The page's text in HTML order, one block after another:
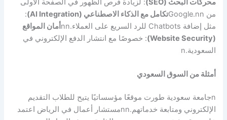
محركات البحث (SEO)
: لزيادة فرص الظهور في الصفحة الأولى
من Google. nn تكامل مع الذكاء الاصطناعي (AI Integration)
:
مثل إضافة Chatbots للرد السريع على العملاء.
nn أمان المواقع
(Website Security)
: خصوصًا مع انتشار الدفع الإلكتروني في
السعودية.n
أمثلة من السوق السعودي
nجامعة سعودية طورت موقعًا مؤسساتيًا يتيح للطلاب التقديم
الإلكتروني ومتابعة خدماتهم.nnمستشار أعمال في الرياض اعتمد